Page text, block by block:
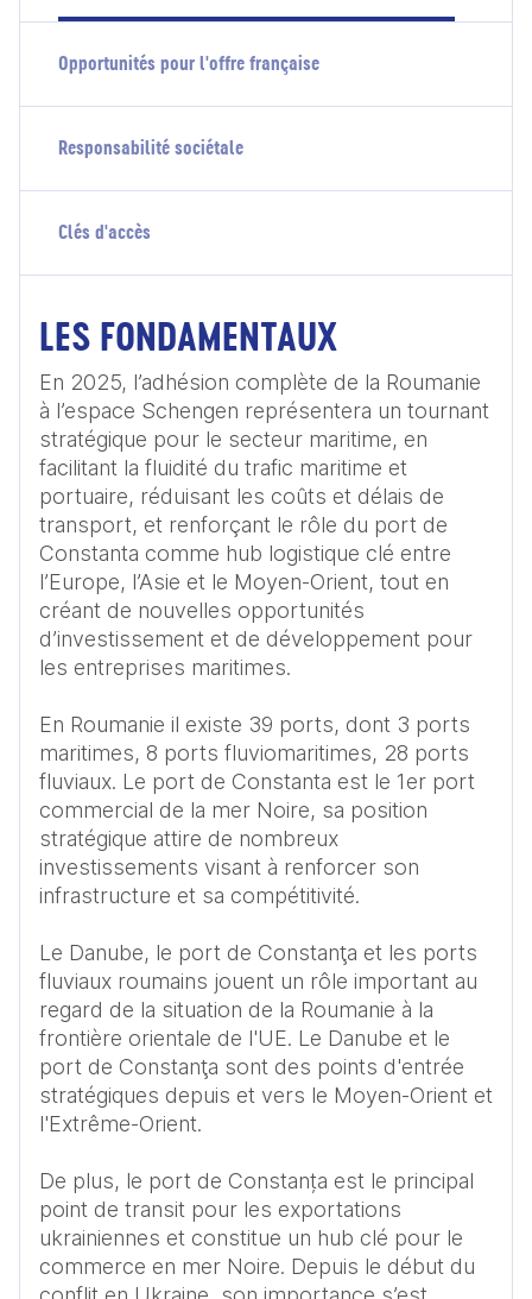
Opportunités pour l'offre française
Responsabilité sociétale
Clés d'accès
LES FONDAMENTAUX
En 2025, l’adhésion complète de la Roumanie
à l’espace Schengen représentera un tournant
stratégique pour le secteur maritime, en
facilitant la fluidité du trafic maritime et
portuaire, réduisant les coûts et délais de
transport, et renforçant le rôle du port de
Constanta comme hub logistique clé entre
l’Europe, l’Asie et le Moyen-Orient, tout en
créant de nouvelles opportunités
d’investissement et de développement pour
les entreprises maritimes.
En Roumanie il existe 39 ports, dont 3 ports
maritimes, 8 ports fluviomaritimes, 28 ports
fluviaux. Le port de Constanta est le 1er port
commercial de la mer Noire, sa position
stratégique attire de nombreux
investissements visant à renforcer son
infrastructure et sa compétitivité.
Le Danube, le port de Constanţa et les ports
fluviaux roumains jouent un rôle important au
regard de la situation de la Roumanie à la
frontière orientale de l'UE. Le Danube et le
port de Constanţa sont des points d'entrée
stratégiques depuis et vers le Moyen-Orient et
l'Extrême-Orient.
De plus, le port de Constanța est le principal
point de transit pour les exportations
ukrainiennes et constitue un hub clé pour le
commerce en mer Noire. Depuis le début du